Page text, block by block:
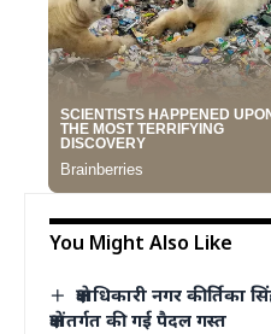
You Might Also Like
क्षेत्राधिकारी नगर
क्षेत्रांतर्गत की गई पैदल गस्त